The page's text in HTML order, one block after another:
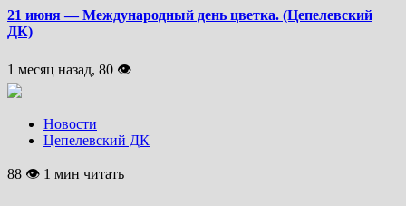
21 июня — Международный день цветка. (Цепелевский
ДК)
1 месяц назад, 80 👁
Новости
Цепелевский ДК
88 👁 1 мин читать